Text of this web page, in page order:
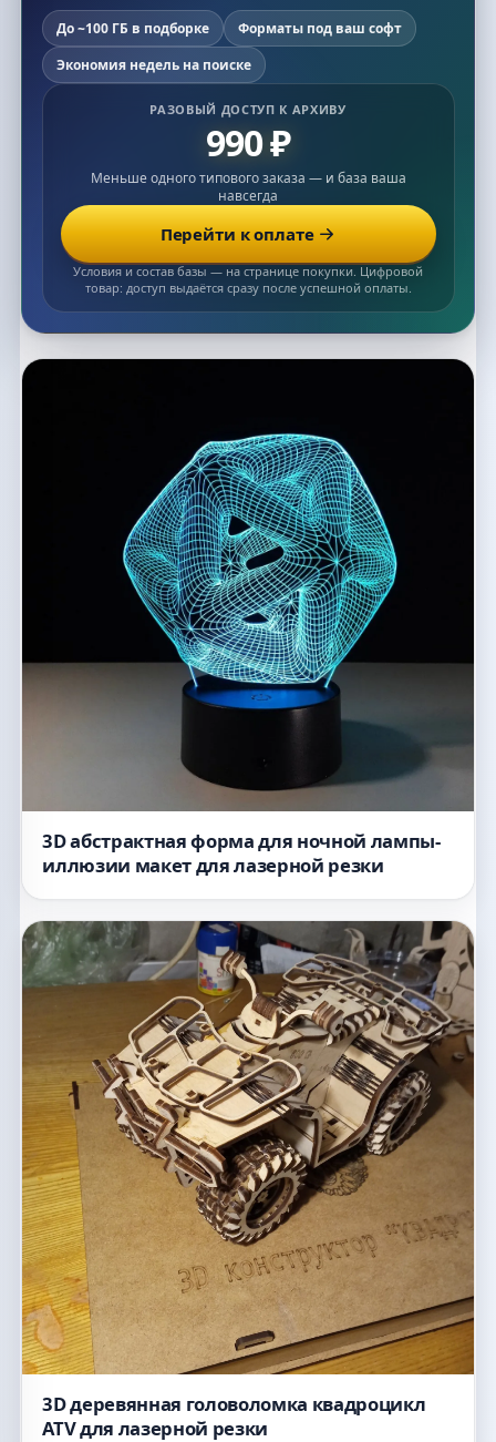
До ~100 ГБ в подборке
Форматы под ваш софт
Экономия недель на поиске
РАЗОВЫЙ ДОСТУП К АРХИВУ
990 ₽
Меньше одного типового заказа — и база ваша
навсегда
Перейти к оплате
Условия и состав базы — на странице покупки. Цифровой
товар: доступ выдаётся сразу после успешной оплаты.
Список макетов
3D абстрактная форма для ночной лампы-
иллюзии макет для лазерной резки
3D деревянная головоломка квадроцикл
ATV для лазерной резки